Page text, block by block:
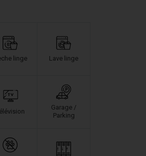
linge Lave linge
Garage /
Parking